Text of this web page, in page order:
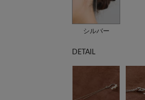
シルバー
DETAIL